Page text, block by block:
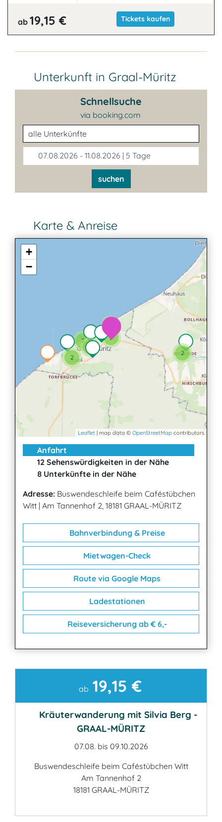
ab19,15 € Tickets kaufen
Unterkunft in Graal-Müritz
Schnellsuche
via booking.com
Unterkunftsart
07.08.2026 - 11.08.2026 | 5 Tage
suchen
Karte & Anreise
2
3
2
2
+
−
Leaflet | map data © OpenStreetMap contributors
Anfahrt
12 Sehenswürdigkeiten in der Nähe
8 Unterkünfte in der Nähe
Adresse: Buswendeschleife beim Caféstübchen
Witt | Am Tannenhof 2, 18181 GRAAL-MÜRITZ
Bahnverbindung & Preise
Mietwagen-Check
Route via Google Maps
Ladestationen
Reiseversicherung ab € 6,-
ab 19,15 €
Kräuterwanderung mit Silvia Berg -
GRAAL-MÜRITZ
07.08. bis 09.10.2026
Buswendeschleife beim Caféstübchen Witt
Am Tannenhof 2
18181 GRAAL-MÜRITZ